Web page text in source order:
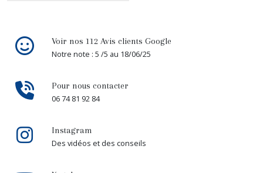
Voir nos 112 Avis clients Google
Notre note : 5 /5 au 18/06/25
Pour nous contacter
06 74 81 92 84
Instagram
Des vidéos et des conseils